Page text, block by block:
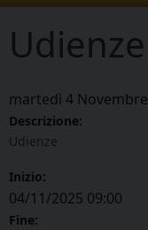
Udienze
martedì 4 Novembre
Descrizione:
Udienze
Inizio:
04/11/2025 09:00
Fine: